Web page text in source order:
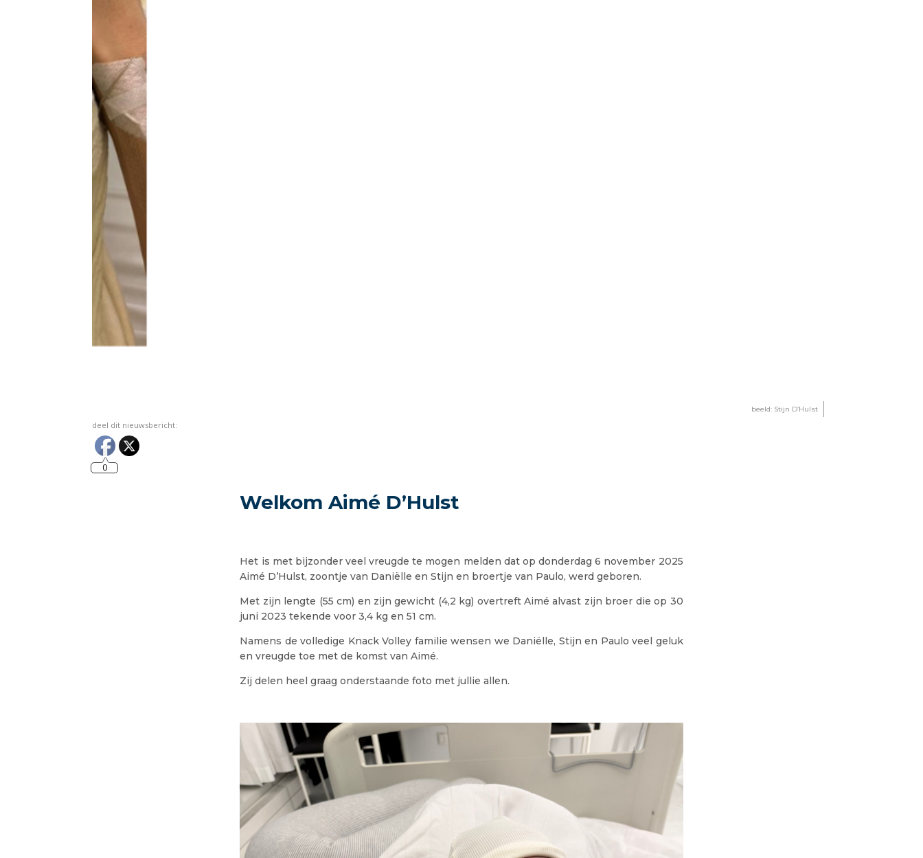
beeld: Stijn D’Hulst
deel dit nieuwsbericht:
0
Welkom Aimé D’Hulst
Het is met bijzonder veel vreugde te mogen melden dat op donderdag 6 november 2025
Aimé D’Hulst, zoontje van Daniëlle en Stijn en broertje van Paulo, werd geboren.
Met zijn lengte (55 cm) en zijn gewicht (4,2 kg) overtreft Aimé alvast zijn broer die op 30
juni 2023 tekende voor 3,4 kg en 51 cm.
Namens de volledige Knack Volley familie wensen we Daniëlle, Stijn en Paulo veel geluk
en vreugde toe met de komst van Aimé.
Zij delen heel graag onderstaande foto met jullie allen.